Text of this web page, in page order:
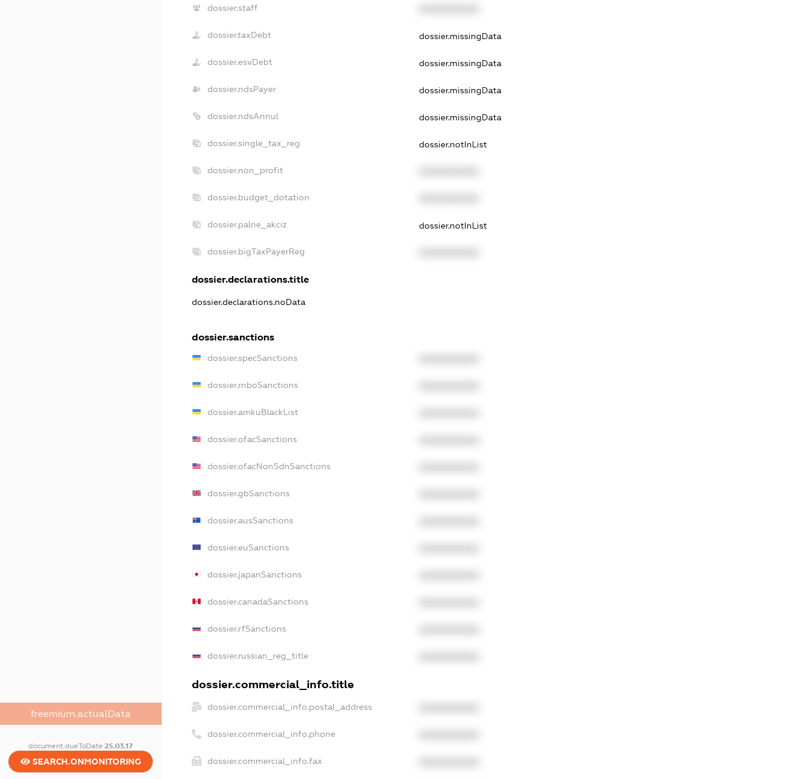
freemium.actualData
document.dueToDate25.03.17
SEARCH.ONMONITORING
dossier.staff
dossier.taxDebt dossier.missingData
dossier.esvDebt dossier.missingData
dossier.ndsPayer dossier.missingData
dossier.ndsAnnul dossier.missingData
dossier.single_tax_reg dossier.notInList
dossier.non_profit
dossier.budget_dotation
dossier.palne_akciz dossier.notInList
dossier.bigTaxPayerReg
dossier.declarations.title
dossier.declarations.noData
dossier.sanctions
dossier.specSanctions
dossier.rnboSanctions
dossier.amkuBlackList
dossier.ofacSanctions
dossier.ofacNonSdnSanctions
dossier.gbSanctions
dossier.ausSanctions
dossier.euSanctions
dossier.japanSanctions
dossier.canadaSanctions
dossier.rfSanctions
dossier.russian_reg_title
dossier.commercial_info.title
dossier.commercial_info.postal_address
dossier.commercial_info.phone
dossier.commercial_info.fax